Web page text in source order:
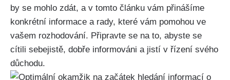
by se mohlo zdát, a v tomto článku vám přinášíme
konkrétní informace a rady, které vám pomohou ve
vašem rozhodování. Připravte se na to, abyste se
cítili sebejistě, dobře informováni a jistí v řízení svého
důchodu.